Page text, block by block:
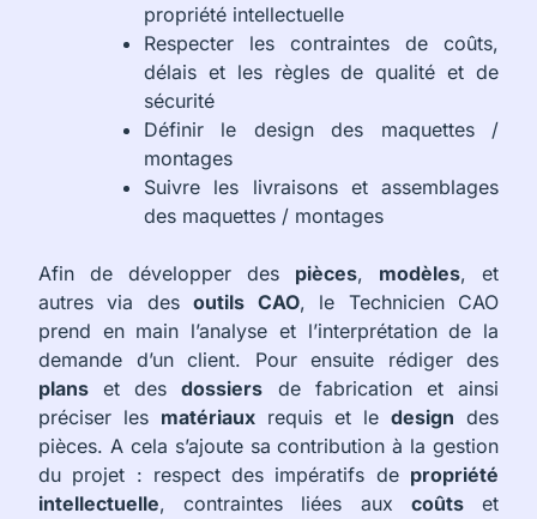
propriété intellectuelle
Respecter les contraintes de coûts,
délais et les règles de qualité et de
sécurité
Définir le design des maquettes /
montages
Suivre les livraisons et assemblages
des maquettes / montages
Afin de développer des pièces, modèles, et
autres via desoutils CAO, le Technicien CAO
prend en main l’analyse et l’interprétation de la
demande d’un client. Pour ensuite rédiger des
plans et desdossiers de fabrication et ainsi
préciser les matériaux requis et le design des
pièces. A cela s’ajoute sa contribution à la gestion
du projet : respect des impératifs de propriété
intellectuelle, contraintes liées aux coûtset